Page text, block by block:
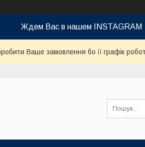
Ждем Вас в нашем INSTAGRAM
Ваше замовлення бо її графік